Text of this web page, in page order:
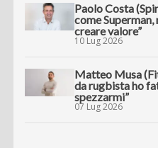
Paolo Costa
come
creare valore”
10 Lug 2026
Matteo Musa
da rugbista ho
spezzarmi”
07 Lug 2026